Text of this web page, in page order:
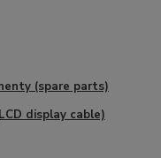
(spare parts)
display cable)